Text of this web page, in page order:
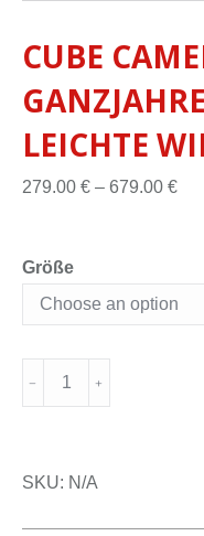
CUBE
LEICHTE
279.00 € – 679.00 €
Größe
SKU: N/A